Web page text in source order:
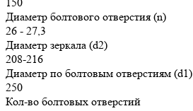
Диаметр болтового отверстия (n)
26 - 27,3
Диаметр зеркала (d2)
208-216
Диаметр по болтовым отверстиям (d1)
250
Кол-во болтовых отверстий